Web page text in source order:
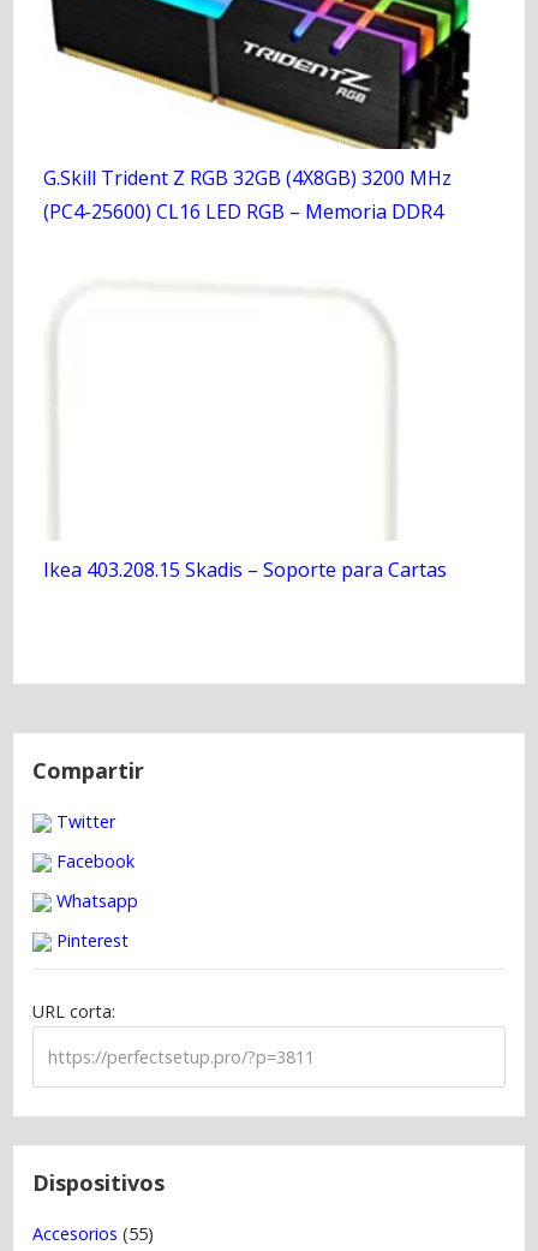
G.Skill Trident Z RGB 32GB (4X8GB) 3200 MHz
(PC4-25600) CL16 LED RGB – Memoria DDR4
Ikea 403.208.15 Skadis – Soporte para Cartas
N
e
n
Compartir
Twitter
Facebook
Whatsapp
Pinterest
URL corta:
Dispositivos
Accesorios (55)